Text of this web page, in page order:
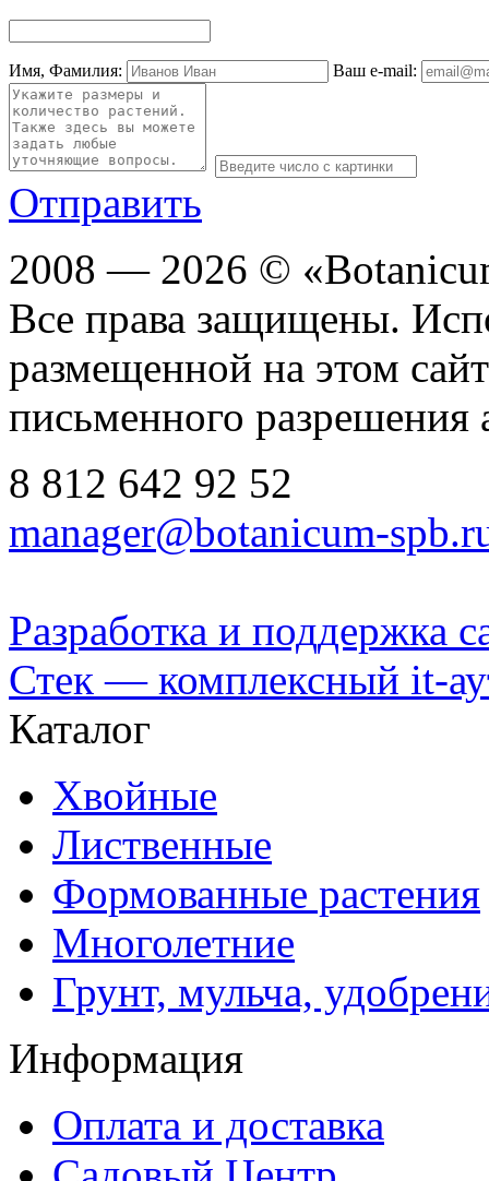
Имя, Фамилия: Ваш e-mail:
Отправить
2008 — 2026 ©
Все права защищены.
размещенной на этом
письменного разрешения
8 812 642 92 52
manager@botanicum-
Разработка и поддержка
Стек — комплексный it-
Каталог
Хвойные
Лиственные
Формованные растения
Многолетние
Грунт, мульча,
Информация
Оплата и доставка